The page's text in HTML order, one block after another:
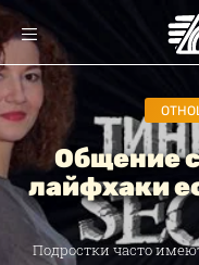
Общение
лайфхаки
Подростки часто